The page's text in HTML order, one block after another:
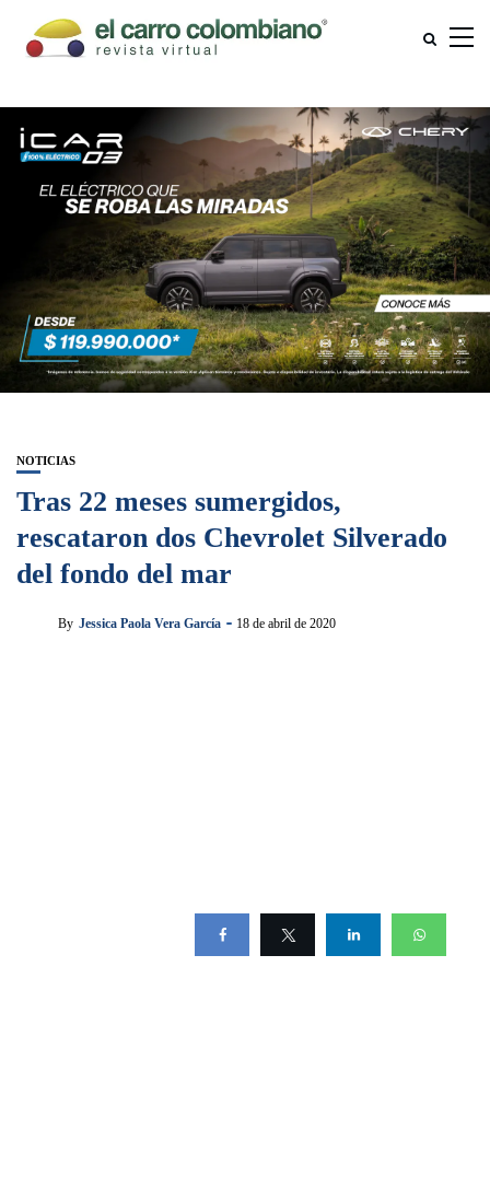
NOTICIAS
Tras 22 meses sumergidos,
rescataron dos Chevrolet Silverado
del fondo del mar
By Jessica Paola Vera García 18 de abril de 2020